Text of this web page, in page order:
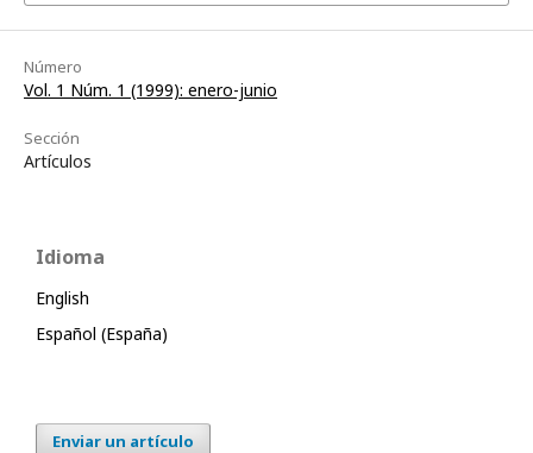
Número
Vol. 1 Núm. 1 (1999): enero-junio
Sección
Artículos
Idioma
English
Español (España)
Enviar un artículo